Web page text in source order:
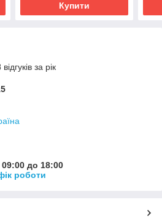
Купити
за рік
до 18:00
роботи